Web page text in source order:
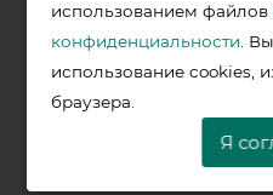
2026 © Меркурий -
использованием файлов
конфиденциальности .
использование cookies,
браузера.
Я